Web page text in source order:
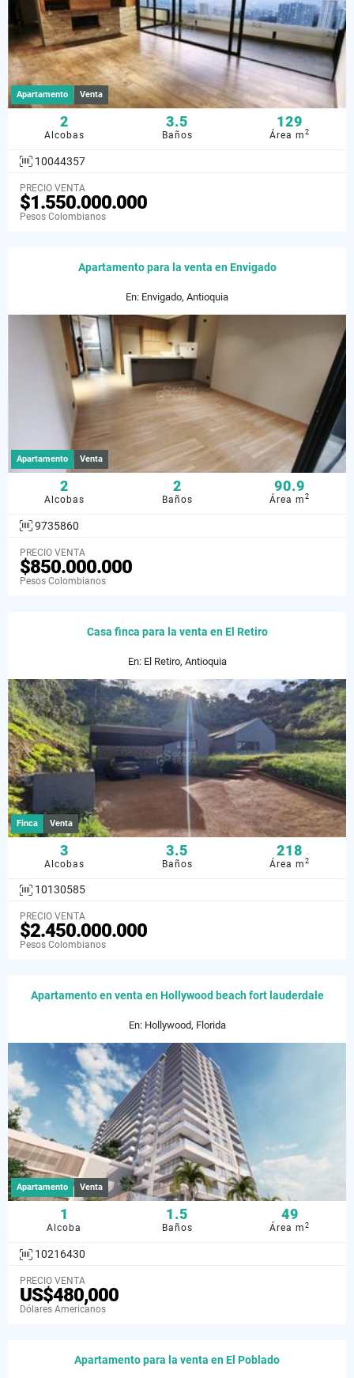
Apartamento Venta
2
Alcobas
3.5
Baños
129
Área m2
10044357
PRECIO VENTA
$1.550.000.000
Pesos Colombianos
Apartamento para la venta en Envigado
En: Envigado, Antioquia
Apartamento Venta
2
Alcobas
2
Baños
90.9
Área m2
9735860
PRECIO VENTA
$850.000.000
Pesos Colombianos
Casa finca para la venta en El Retiro
En: El Retiro, Antioquia
Finca Venta
3
Alcobas
3.5
Baños
218
Área m2
10130585
PRECIO VENTA
$2.450.000.000
Pesos Colombianos
Apartamento en venta en Hollywood beach fort lauderdale
En: Hollywood, Florida
Apartamento Venta
1
Alcoba
1.5
Baños
49
Área m2
10216430
PRECIO VENTA
US$480,000
Dólares Americanos
Apartamento para la venta en El Poblado